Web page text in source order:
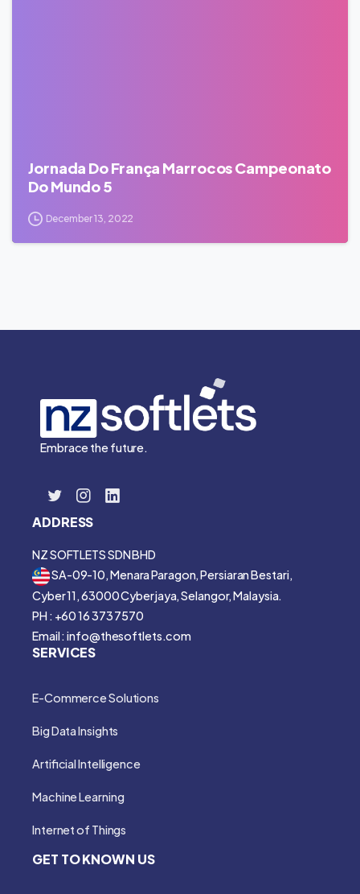
Jornada Do França Marrocos Campeonato
Do Mundo 5
December 13, 2022
Embrace the future.
ADDRESS
NZ SOFTLETS SDN BHD
SA-09-10, Menara Paragon, Persiaran Bestari,
Cyber 11, 63000 Cyberjaya, Selangor, Malaysia.
PH : +60 16 373 7570
Email : info@thesoftlets.com
SERVICES
E-Commerce Solutions
Big Data Insights
Artificial Intelligence
Machine Learning
Internet of Things
GET TO KNOWN US